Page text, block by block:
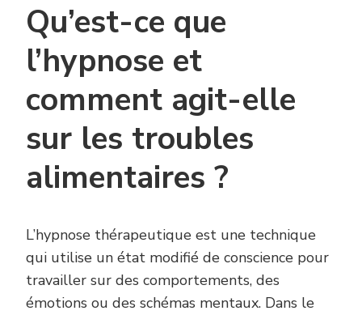
Qu’est-ce que
l’hypnose et
comment agit-elle
sur les troubles
alimentaires ?
L’hypnose thérapeutique est une technique
qui utilise un état modifié de conscience pour
travailler sur des comportements, des
émotions ou des schémas mentaux. Dans le